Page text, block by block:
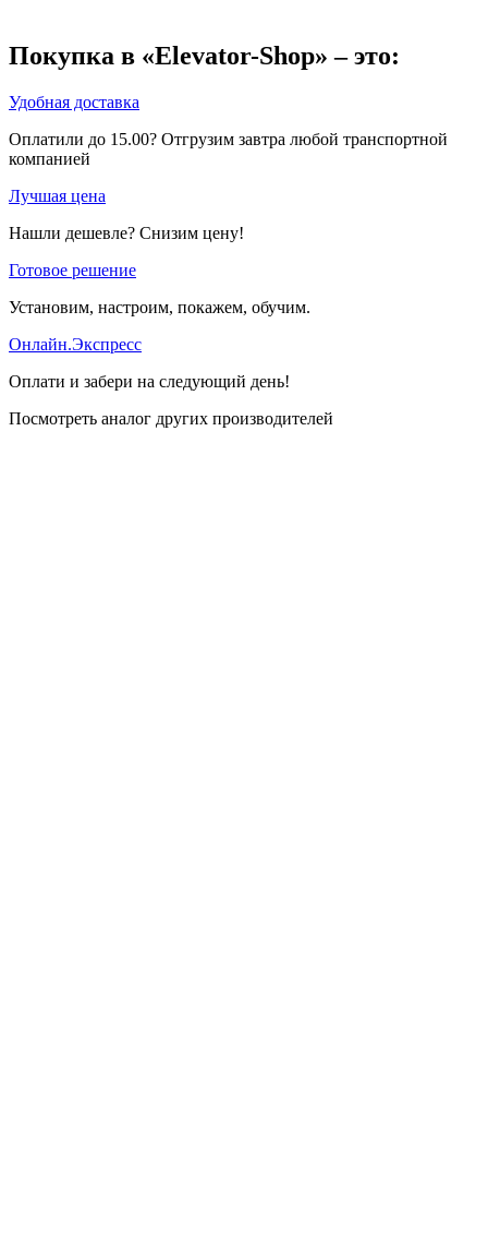
Покупка в «Elevator-Shop» – это:
Удобная доставка
Оплатили до 15.00? Отгрузим завтра любой транспортной
компанией
Лучшая цена
Нашли дешевле? Снизим цену!
Готовое решение
Установим, настроим, покажем, обучим.
Онлайн.Экспресс
Оплати и забери на следующий день!
Посмотреть аналог других производителей